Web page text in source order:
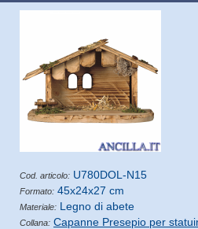
Cod. articolo: U780DOL-N15
Formato: 45x24x27 cm
Materiale: Legno di abete
Collana: Capanne Presepio per